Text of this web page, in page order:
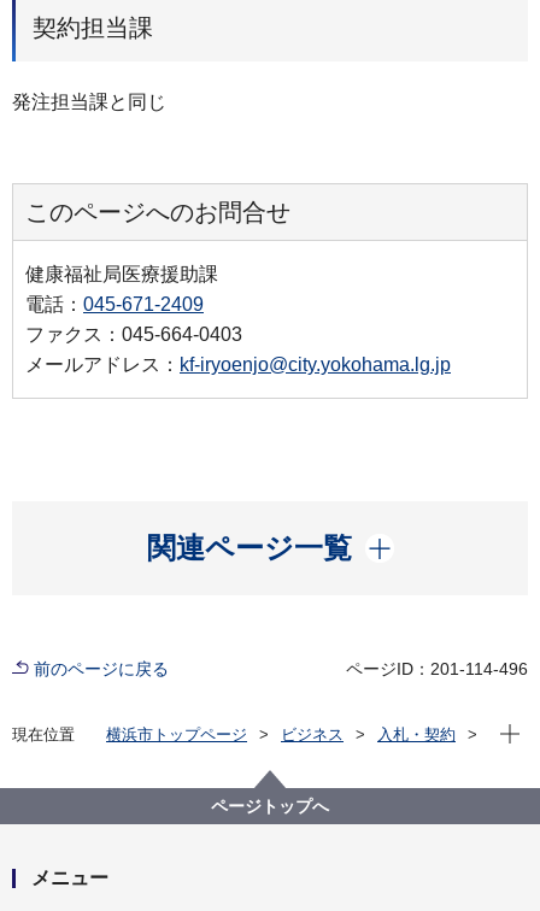
契約担当課
発注担当課と同じ
このページへのお問合せ
健康福祉局医療援助課
電話： 045-671-2409
ファクス：045-664-0403
メールアドレス： kf-iryoenjo@city.yokohama.lg.jp
関連ページ一覧
開く
前のページに戻る ページID：201-114-496
現在位置 横浜市トップページ ビジネス
入札・契約
【※終了しました】【公募型指名競争⼊札】後期高齢
者医療保険料仮徴収額決定通知書等の印字及び封入封
現在
ページトップへ
メニュー